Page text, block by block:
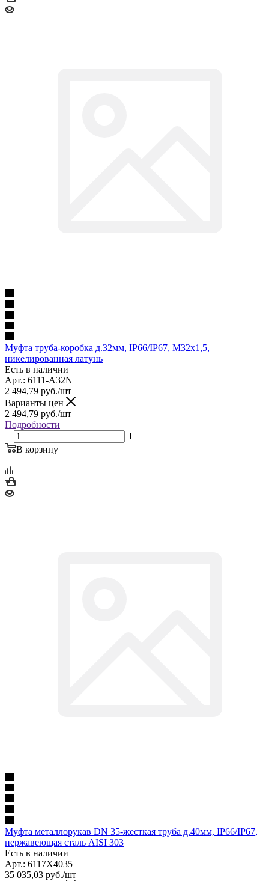
Муфта труба-коробка д.32мм, IP66/IP67, М32х1,5,
никелированная латунь
Есть в наличии
Арт.: 6111-A32N
2 494,79 руб./шт
Варианты цен
2 494,79 руб./шт
Подробности
В корзину
Муфта металлорукав DN 35-жесткая труба д.40мм, IP66/IP67,
нержавеющая сталь AISI 303
Есть в наличии
Арт.: 6117X4035
35 035,03 руб./шт